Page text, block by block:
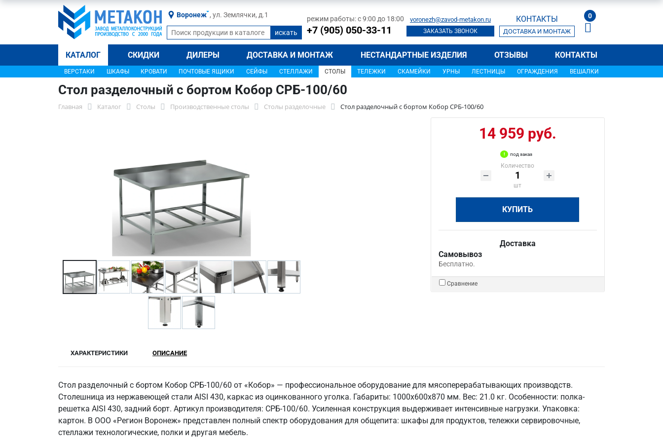
Воронеж , ул. Землячки, д.1 режим работы: с 9:00 до 18:00
+7 (905) 050-33-11
voronezh@zavod-metakon.ru
ЗАКАЗАТЬ ЗВОНОК
КОНТАКТЫ
ДОСТАВКА И МОНТАЖ
0
КАТАЛОГ СКИДКИ ДИЛЕРЫ ДОСТАВКА И МОНТАЖ НЕСТАНДАРТНЫЕ ИЗДЕЛИЯ ОТЗЫВЫ КОНТАКТЫ
ВЕРСТАКИ ШКАФЫ КРОВАТИ ПОЧТОВЫЕ ЯЩИКИ СЕЙФЫ СТЕЛЛАЖИ СТОЛЫ ТЕЛЕЖКИ СКАМЕЙКИ УРНЫ ЛЕСТНИЦЫ ОГРАЖДЕНИЯ ВЕШАЛКИ
Стол разделочный с бортом Кобор СРБ-100/60
Главная Каталог Столы Производственные столы Столы разделочные Стол разделочный с бортом Кобор СРБ-100/60
14 959 руб.
под заказ
Количество
шт
КУПИТЬ
Доставка
Самовывоз
Бесплатно.
Сравнение
ХАРАКТЕРИСТИКИ ОПИСАНИЕ
Стол разделочный с бортом Кобор СРБ-100/60 от «Кобор» — профессиональное оборудование для мясоперерабатывающих производств.
Столешница из нержавеющей стали AISI 430, каркас из оцинкованного уголка. Габариты: 1000x600x870 мм. Вес: 21.0 кг. Особенности: полка-
решетка AISI 430, задний борт. Артикул производителя: СРБ-100/60. Усиленная конструкция выдерживает интенсивные нагрузки. Упаковка:
картон. В ООО «Регион Воронеж» представлен полный спектр оборудования для общепита: шкафы для продуктов, тележки сервировочные,
стеллажи технологические, полки и другая мебель.